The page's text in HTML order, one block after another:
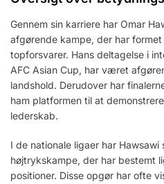
Gennem sin karriere har Omar
afgørende kampe, der har
topforsvarer. Hans deltagelse i
AFC Asian Cup, har været
landshold. Derudover har
ham platformen til at
lederskab.
I de nationale ligaer har Hawsawi
højtrykskampe, der har bestemt
positioner. Disse opgør har ofte